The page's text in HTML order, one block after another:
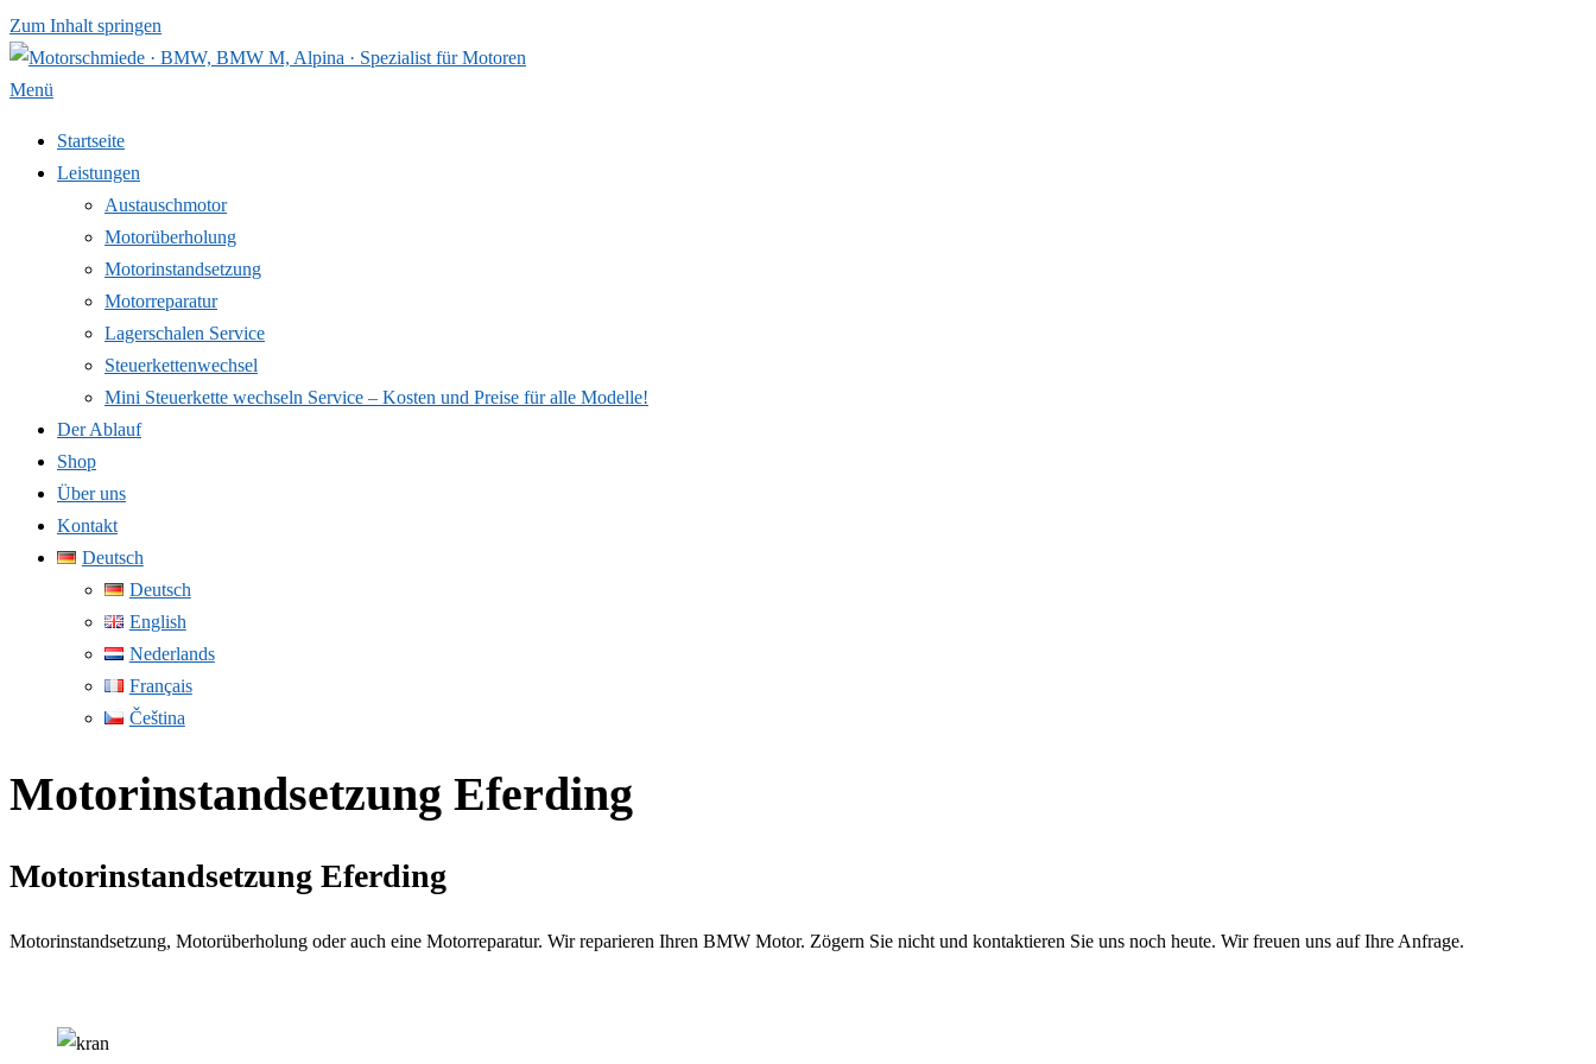
Zum Inhalt springen
Menü
Startseite
Leistungen
Austauschmotor
Motorüberholung
Motorinstandsetzung
Motorreparatur
Lagerschalen Service
Steuerkettenwechsel
Mini Steuer­kette wechseln Service – Kosten und Preise für alle Modelle!
Der Ablauf
Shop
Über uns
Kontakt
Deutsch
Deutsch
English
Nederlands
Français
Čeština
Motorinstandsetzung Eferding
Motorinstandsetzung Eferding
Motorinstandsetzung, Motorüberholung oder auch eine Motorreparatur. Wir reparieren Ihren BMW Motor. Zögern Sie nicht und kontaktieren Sie uns noch heute. Wir freuen uns auf Ihre Anfrage.